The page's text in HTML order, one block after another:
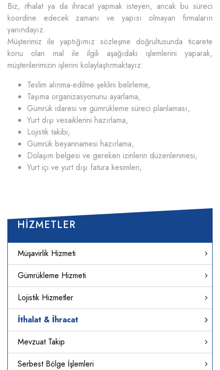
HIZMETLER
Müşavirlik Hizmeti
Gümrükleme Hizmeti
Lojistik Hizmetler
İthalat & İhracat
Mevzuat Takip
Serbest Bölge İşlemleri
Biz, ithalat ya da ihracat yapmak isteyen, ancak bu süreci
koordine edecek zamanı ve yapısı olmayan firmaların
yanındayız.
Müşterimiz ile yaptığımız sözleşme doğrultusunda ticarete
konu olan mal ile ilgili aşağıdaki işlemlerini yaparak,
müşterilerimizin işlerini kolaylaştırmaktayız:
Teslim alınma-edilme şeklini belirleme,
Taşıma organizasyonunu ayarlama,
Gümrük idaresi ve gümrükleme süreci planlaması,
Yurt dışı vesaiklerini hazırlama,
Lojistik takibi,
Gümrük beyannamesi hazırlama,
Dolaşım belgesi ve gereken izinlerin düzenlenmesi,
Yurt içi ve yurt dışı fatura kesimleri,